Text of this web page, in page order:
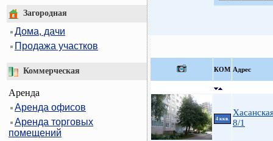
Загородная
Дома, дачи
Продажа участков
Коммерческая
Аренда
Аренда офисов
Аренда торговых
помещений
КOМ Адрес
4 ккв.
8/1